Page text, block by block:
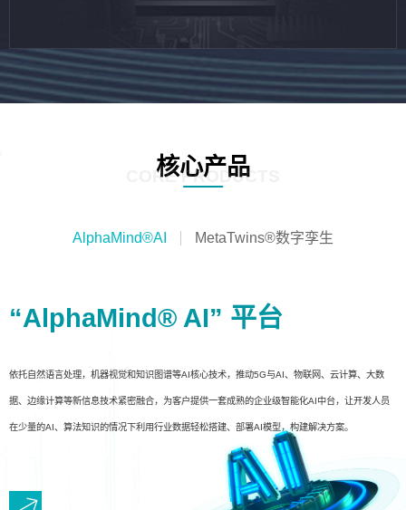
核心产品
CORE PRODUCTS
AlphaMind®AI MetaTwins®数字孪生
“AlphaMind® AI” 平台
依托自然语言处理，机器视觉和知识图谱等AI核心技术，推动5G与AI、物联网、云计算、大数
据、边缘计算等新信息技术紧密融合，为客户提供一套成熟的企业级智能化AI中台，让开发人员
在少量的AI、算法知识的情况下利用行业数据轻松搭建、部署AI模型，构建解决方案。